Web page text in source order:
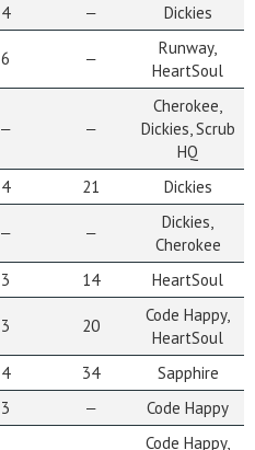
4 ‒ Dickies
6 ‒
Runway,
HeartSoul
‒ ‒
Cherokee,
Dickies, Scrub
HQ
4 21 Dickies
‒ ‒
Dickies,
Cherokee
3 14 HeartSoul
3 20
Code Happy,
HeartSoul
4 34
Sapphire
3 ‒ Code Happy
Code Happy,